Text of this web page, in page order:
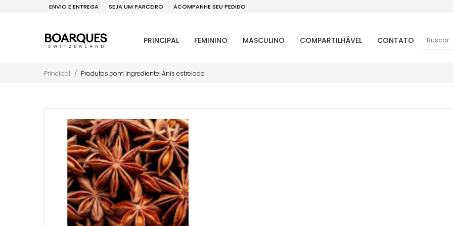
ENVIO E ENTREGA SEJA UM PARCEIRO ACOMPANHE SEU PEDIDO
PRINCIPAL FEMININO MASCULINO COMPARTILHÁVEL CONTATO
Principal Produtos com Ingrediente: Anis estrelado